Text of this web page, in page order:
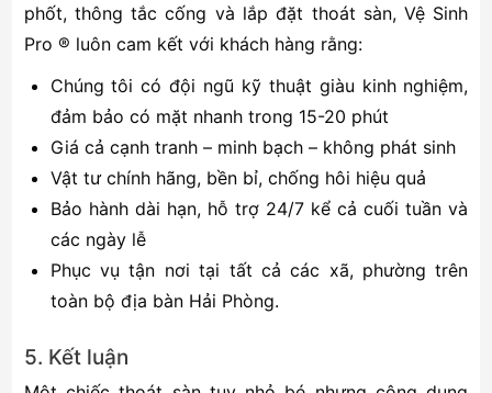
phốt, thông tắc cống và lắp đặt thoát sàn, Vệ Sinh
Pro ® luôn cam kết với khách hàng rằng:
Chúng tôi có đội ngũ kỹ thuật giàu kinh nghiệm,
đảm bảo có mặt nhanh trong 15-20 phút
Giá cả cạnh tranh – minh bạch – không phát sinh
Vật tư chính hãng, bền bỉ, chống hôi hiệu quả
Bảo hành dài hạn, hỗ trợ 24/7 kể cả cuối tuần và
các ngày lễ
Phục vụ tận nơi tại tất cả các xã, phường trên
toàn bộ địa bàn Hải Phòng.
5. Kết luận